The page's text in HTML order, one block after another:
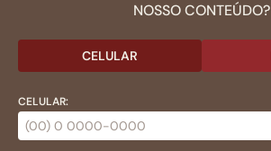
NOSSO CONTEÚDO?
CELULAR
CELULAR: